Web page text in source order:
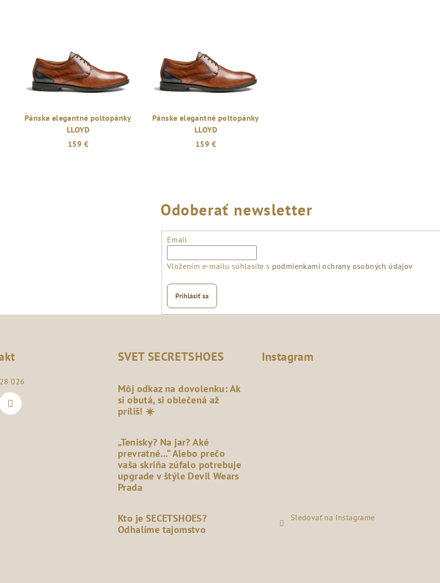
Pánske elegantné poltopánky
LLOYD
159 €
Pánske elegantné poltopánky
LLOYD
159 €
Odoberať newsletter
Email
Vložením e-mailu súhlasíte s podmienkami ochrany osobných údajov
Prihlásiť sa
026
SVET SECRETSHOES
Môj odkaz na dovolenku: Ak
si obutá, si oblečená až
príliš! ☀️
„Tenisky? Na jar? Aké
prevratné...“ Alebo prečo
vaša skriňa zúfalo potrebuje
upgrade v štýle Devil Wears
Prada
Kto je SECETSHOES?
Odhalíme tajomstvo
Instagram
Sledovať na Instagrame